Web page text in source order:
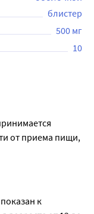
блистер
500 мг
10
от приема пищи,
и
к